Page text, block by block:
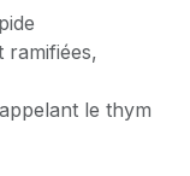
ramifiées,
le thym